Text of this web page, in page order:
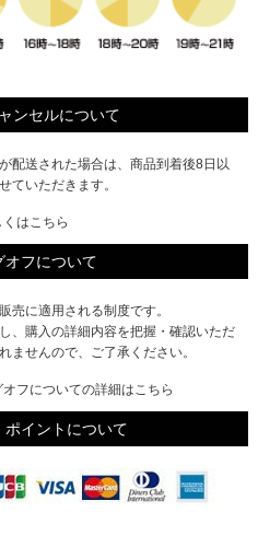
ンセルについて
配送された場合は、商品到着後8日以
ていただきます。
はこちら
オフについて
売に適用される制度です。
、購入の詳細内容を把握・確認いただ
ませんので、ご了承ください。
フについての詳細はこちら
ポイントについて